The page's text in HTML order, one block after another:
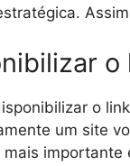
o
um site
mais importante